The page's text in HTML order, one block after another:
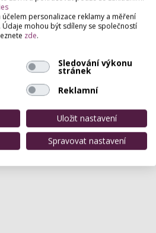
personalizace reklamy a měření
mohou být sdíleny se společností
zde.
Sledování výkonu
stránek
Reklamní
Uložit nastavení
Spravovat nastavení